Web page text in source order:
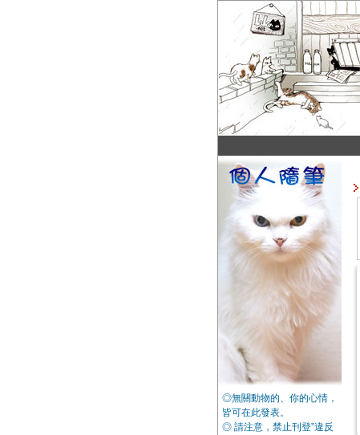
◎無關動物的、你的心情，
皆可在此發表。
◎ 請注意，禁止刊登”違反